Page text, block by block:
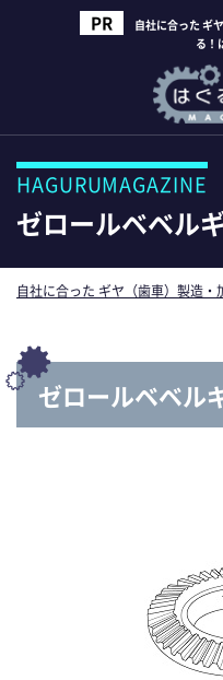
自社に合った ギ
る！
HAGURUMAGAZINE
ゼロールベベル
自社に合った ギヤ（歯車）製造
ゼロールベベル